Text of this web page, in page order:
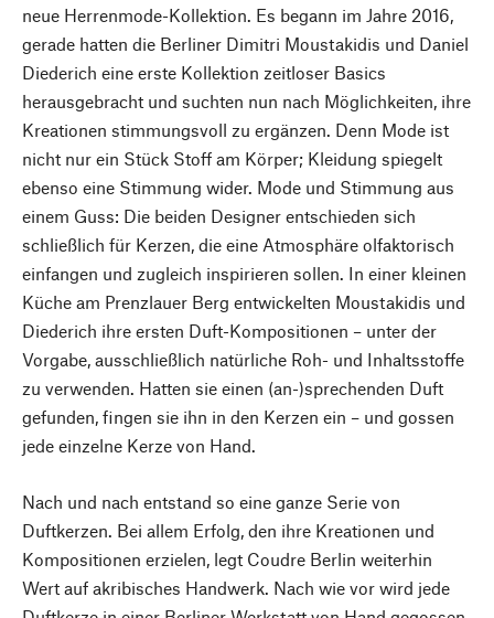
neue Herrenmode-Kollektion. Es begann im Jahre 2016,
gerade hatten die Berliner Dimitri Moustakidis und Daniel
Diederich eine erste Kollektion zeitloser Basics
herausgebracht und suchten nun nach Möglichkeiten, ihre
Kreationen stimmungsvoll zu ergänzen. Denn Mode ist
nicht nur ein Stück Stoff am Körper; Kleidung spiegelt
ebenso eine Stimmung wider. Mode und Stimmung aus
einem Guss: Die beiden Designer entschieden sich
schließlich für Kerzen, die eine Atmosphäre olfaktorisch
einfangen und zugleich inspirieren sollen. In einer kleinen
Küche am Prenzlauer Berg entwickelten Moustakidis und
Diederich ihre ersten Duft-Kompositionen – unter der
Vorgabe, ausschließlich natürliche Roh- und Inhaltsstoffe
zu verwenden. Hatten sie einen (an-)sprechenden Duft
gefunden, fingen sie ihn in den Kerzen ein – und gossen
jede einzelne Kerze von Hand.
Nach und nach entstand so eine ganze Serie von
Duftkerzen. Bei allem Erfolg, den ihre Kreationen und
Kompositionen erzielen, legt Coudre Berlin weiterhin
Wert auf akribisches Handwerk. Nach wie vor wird jede